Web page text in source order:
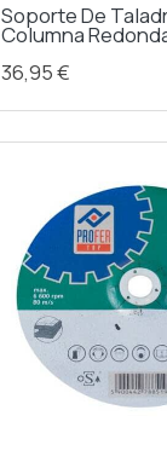
Soporte De
Columna
36,95 €